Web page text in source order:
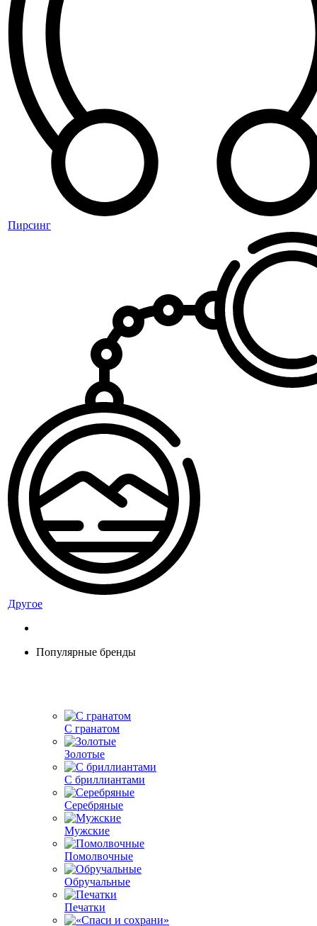
Пирсинг
Другое
Популярные бренды
С гранатом
Золотые
С бриллиантами
Серебряные
Мужские
Помолвочные
Обручальные
Печатки